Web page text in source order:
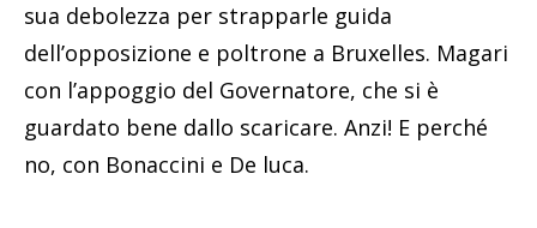
sua debolezza per strapparle guida
dell’opposizione e poltrone a Bruxelles. Magari
con l’appoggio del Governatore, che si è
guardato bene dallo scaricare. Anzi! E perché
no, con Bonaccini e De luca.